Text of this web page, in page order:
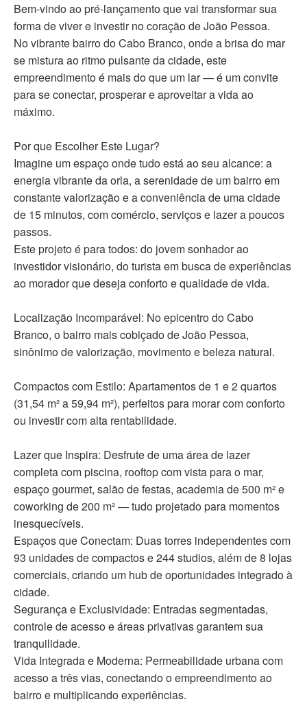
Bem-vindo ao pré-lançamento que vai transformar sua
forma de viver e investir no coração de João Pessoa.
No vibrante bairro do Cabo Branco, onde a brisa do mar
se mistura ao ritmo pulsante da cidade, este
empreendimento é mais do que um lar — é um convite
para se conectar, prosperar e aproveitar a vida ao
máximo.
Por que Escolher Este Lugar?
Imagine um espaço onde tudo está ao seu alcance: a
energia vibrante da orla, a serenidade de um bairro em
constante valorização e a conveniência de uma cidade
de 15 minutos, com comércio, serviços e lazer a poucos
passos.
Este projeto é para todos: do jovem sonhador ao
investidor visionário, do turista em busca de experiências
ao morador que deseja conforto e qualidade de vida.
Localização Incomparável: No epicentro do Cabo
Branco, o bairro mais cobiçado de João Pessoa,
sinônimo de valorização, movimento e beleza natural.
Compactos com Estilo: Apartamentos de 1 e 2 quartos
(31,54 m² a 59,94 m²), perfeitos para morar com conforto
ou investir com alta rentabilidade.
Lazer que Inspira: Desfrute de uma área de lazer
completa com piscina, rooftop com vista para o mar,
espaço gourmet, salão de festas, academia de 500 m² e
coworking de 200 m² — tudo projetado para momentos
inesquecíveis.
Espaços que Conectam: Duas torres independentes com
93 unidades de compactos e 244 studios, além de 8 lojas
comerciais, criando um hub de oportunidades integrado à
cidade.
Segurança e Exclusividade: Entradas segmentadas,
controle de acesso e áreas privativas garantem sua
tranquilidade.
Vida Integrada e Moderna: Permeabilidade urbana com
acesso a três vias, conectando o empreendimento ao
bairro e multiplicando experiências.